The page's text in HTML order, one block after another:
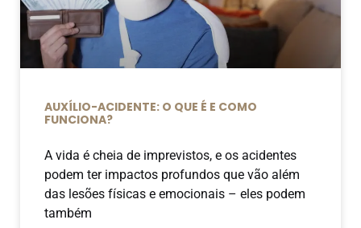
AUXÍLIO-ACIDENTE: O QUE É E COMO
FUNCIONA?
A vida é cheia de imprevistos, e os acidentes
podem ter impactos profundos que vão além
das lesões físicas e emocionais – eles podem
também